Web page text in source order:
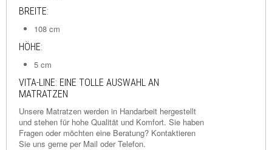
BREITE:
108 cm
HÖHE:
5 cm
VITA-LINE: EINE TOLLE AUSWAHL AN
MATRATZEN
Unsere Matratzen werden in Handarbeit hergestellt
und stehen für hohe Qualität und Komfort. Sie haben
Fragen oder möchten eine Beratung? Kontaktieren
Sie uns gerne per Mail oder Telefon.